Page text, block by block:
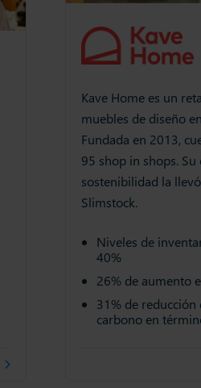
Kave Home es un
muebles de diseño
Fundada en 2013,
95 shop in shops. Su
sostenibilidad la
Slimstock.
Niveles de
40%
26% de aumento
31% de reducción
carbono en